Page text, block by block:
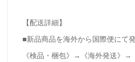
【配送詳細】
■新品商品を海外から国際便にて
《検品・梱包》→《海外発送》→